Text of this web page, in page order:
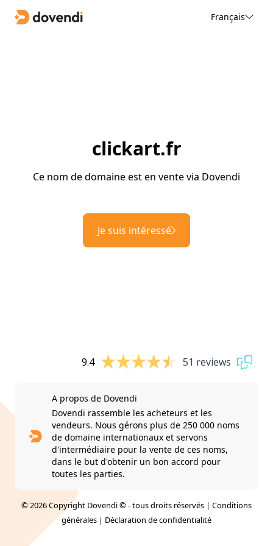
Français
clickart.fr
Ce nom de domaine est en vente via Dovendi
Je suis intéressé
9.4 51 reviews
A propos de Dovendi
Dovendi rassemble les acheteurs et les
vendeurs. Nous gérons plus de 250 000 noms
de domaine internationaux et servons
d'intermédiaire pour la vente de ces noms,
dans le but d'obtenir un bon accord pour
toutes les parties.
© 2026 Copyright Dovendi © - tous droits réservés | Conditions
générales | Déclaration de confidentialité